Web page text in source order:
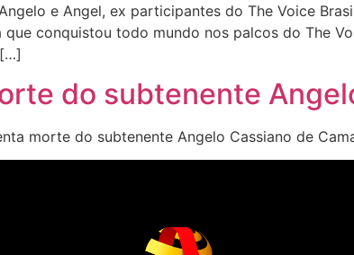
e Angel, ex participantes do The Voice
conquistou todo mundo nos palcos do The
do subtenente
morte do subtenente Angelo Cassiano de